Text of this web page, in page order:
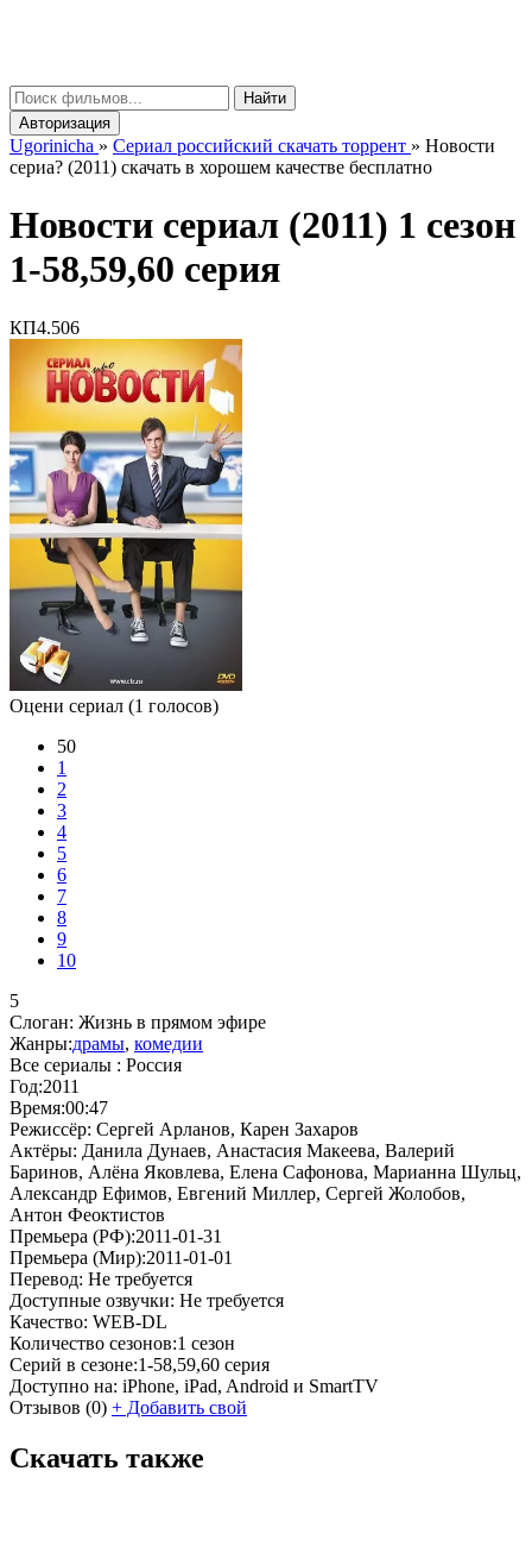
Найти
Авторизация
Ugorinicha » Сериал российский скачать торрент » Новости
сериа? (2011) скачать в хорошем качестве бесплатно
Новости сериал (2011) 1 сезон
1-58,59,60 серия
КП4.506
Оцени сериал (1 голосов)
50
1
2
3
4
5
6
7
8
9
10
5
Слоган: Жизнь в прямом эфире
Жанры:драмы, комедии
Все сериалы : Россия
Год:2011
Время:00:47
Режиссёр: Сергей Арланов, Карен Захаров
Актёры: Данила Дунаев, Анастасия Макеева, Валерий
Баринов, Алёна Яковлева, Елена Сафонова, Марианна Шульц,
Александр Ефимов, Евгений Миллер, Сергей Жолобов,
Антон Феоктистов
Премьера (РФ):2011-01-31
Премьера (Мир):2011-01-01
Перевод: Не требуется
Доступные озвучки: Не требуется
Качество: WEB-DL
Количество сезонов:1 сезон
Серий в сезоне:1-58,59,60 серия
Доступно на: iPhone, iPad, Android и SmartTV
Отзывов (0) + Добавить свой
Скачать также